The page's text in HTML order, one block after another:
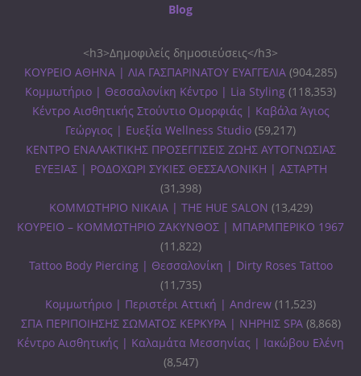
Blog
<h3>Δημοφιλείς δημοσιεύσεις</h3>
ΚΟΥΡΕΙΟ ΑΘΗΝΑ | ΛΙΑ ΓΑΣΠΑΡΙΝΑΤΟΥ ΕΥΑΓΓΕΛΙΑ (904,285)
Κομμωτήριο | Θεσσαλονίκη Κέντρο | Lia Styling (118,353)
Κέντρο Αισθητικής Στούντιο Ομορφιάς | Καβάλα Άγιος
Γεώργιος | Ευεξία Wellness Studio (59,217)
ΚΕΝΤΡΟ ΕΝΑΛΑΚΤΙΚΗΣ ΠΡΟΣΕΓΓΙΣΕΙΣ ΖΩΗΣ ΑΥΤΟΓΝΩΣΙΑΣ
ΕΥΕΞΙΑΣ | ΡΟΔΟΧΩΡΙ ΣΥΚΙΕΣ ΘΕΣΣΑΛΟΝΙΚΗ | ΑΣΤΑΡΤΗ
(31,398)
ΚΟΜΜΩΤΗΡΙΟ ΝΙΚΑΙΑ | THE HUE SALON (13,429)
ΚΟΥΡΕΙΟ – ΚΟΜΜΩΤΗΡΙΟ ΖΑΚΥΝΘΟΣ | ΜΠΑΡΜΠΕΡΙΚΟ 1967
(11,822)
Tattoo Body Piercing | Θεσσαλονίκη | Dirty Roses Tattoo
(11,735)
Κομμωτήριο | Περιστέρι Αττική | Andrew (11,523)
ΣΠΑ ΠΕΡΙΠΟΙΗΣΗΣ ΣΩΜΑΤΟΣ ΚΕΡΚΥΡΑ | ΝΗΡΗΙΣ SPA (8,868)
Κέντρο Αισθητικής | Καλαμάτα Μεσσηνίας | Ιακώβου Ελένη
(8,547)